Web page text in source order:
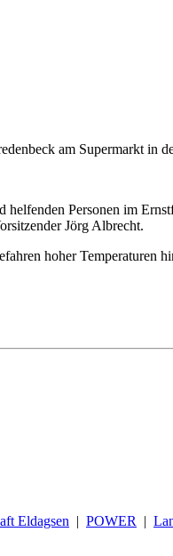
am Supermarkt in
Personen im
Jörg Albrecht.
hoher Temperaturen
Eldagsen | POWER |